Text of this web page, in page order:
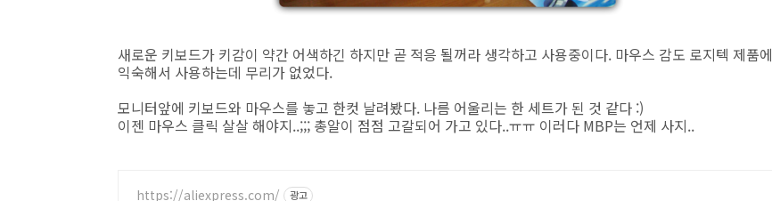
새로운 키보드가 키감이 약간 어색하긴 하지만 곧 적응 될꺼라 생각하고 사용중이다. 마우스 감도 로지텍 제품에
익숙해서 사용하는데 무리가 없었다.
모니터앞에 키보드와 마우스를 놓고 한컷 날려봤다. 나름 어울리는 한 세트가 된 것 같다 :)
이젠 마우스 클릭 살살 해야지..;;; 총알이 점점 고갈되어 가고 있다..ㅠㅠ 이러다 MBP는 언제 사지..
https://aliexpress.com/ 광고